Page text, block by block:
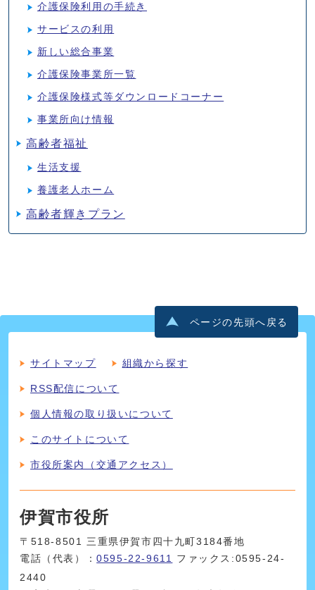
介護保険利用の手続き
サービスの利用
新しい総合事業
介護保険事業所一覧
介護保険様式等ダウンロードコーナー
事業所向け情報
高齢者福祉
生活支援
養護老人ホーム
高齢者輝きプラン
ページの先頭へ戻る
サイトマップ 組織から探す
RSS配信について
個人情報の取り扱いについて
このサイトについて
市役所案内（交通アクセス）
伊賀市役所
〒518-8501 三重県伊賀市四十九町3184番地
電話（代表）：0595-22-9611
ファックス:0595-24-
2440